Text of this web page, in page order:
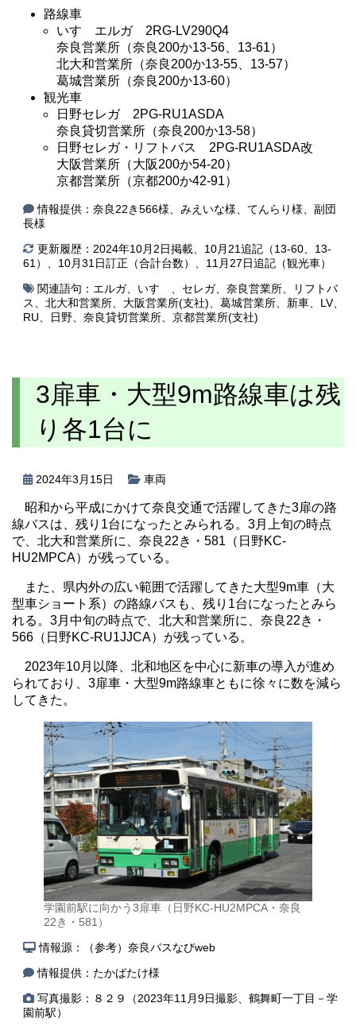
路線車
いすゞエルガ 2RG-LV290Q4
奈良営業所（奈良200か13-56、13-61）
北大和営業所（奈良200か13-55、13-57）
葛城営業所（奈良200か13-60）
観光車
日野セレガ 2PG-RU1ASDA
奈良貸切営業所（奈良200か13-58）
日野セレガ・リフトバス 2PG-RU1ASDA改
大阪営業所（大阪200か54-20）
京都営業所（京都200か42-91）
情報提供：奈良22き566様、みえいな様、てんらり様、副団
長様
更新履歴：2024年10月2日掲載、10月21追記（13-60、13-
61）、10月31日訂正（合計台数）、11月27日追記（観光車）
関連語句： エルガ、 いすゞ セレガ、 奈良営業所
リフトバ
ス
北大和営業所 大阪営業所(支社) 葛城営業所 新車 LV、
RU
日野 奈良貸切営業所 京都営業所(支社)
3扉車・大型9m路線車は残
り各1台に
2024年3月15日 車両
昭和から平成にかけて奈良交通で活躍してきた3扉の路
線バスは、残り1台になったとみられる。3月上旬の時点
で、北大和営業所に、奈良22き・581（日野KC-
HU2MPCA）が残っている。
また、県内外の広い範囲で活躍してきた大型9m車（大
型車ショート系）の路線バスも、残り1台になったとみら
れる。3月中旬の時点で、北大和営業所に、奈良22き・
566（日野KC-RU1JJCA）が残っている。
2023年10月以降、北和地区を中心に新車の導入が進め
られており、3扉車・大型9m路線車ともに徐々に数を減ら
してきた。
学園前駅に向かう3扉車（日野KC-HU2MPCA・奈良
22き・581）
情報源：（参考）奈良バスなびweb
情報提供：たかばたけ様
写真撮影：８２９（2023年11月9日撮影、鶴舞町一丁目－学
園前駅）